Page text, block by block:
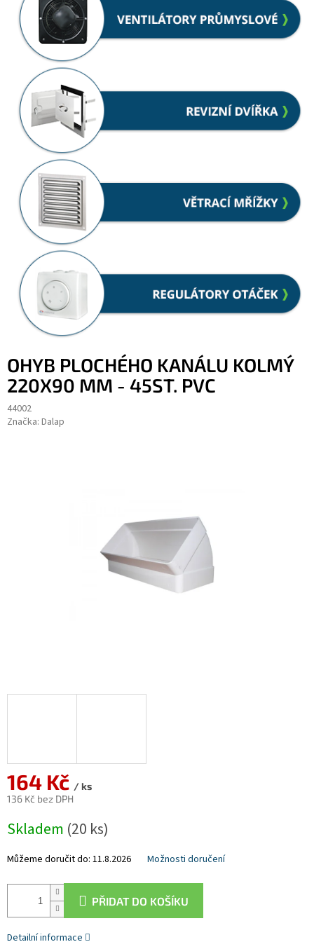
OHYB PLOCHÉHO KANÁLU KOLMÝ
220X90 MM - 45ST. PVC
44002
Značka: Dalap
164 Kč / ks
136 Kč bez DPH
cena:
Skladem (20 ks)
Můžeme doručit do: 11.8.2026 Možnosti doručení
PŘIDAT DO KOŠÍKU
Detailní informace